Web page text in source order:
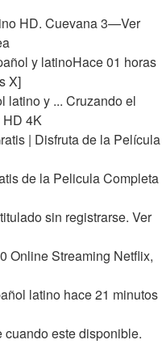
HD. Cuevana 3—Ver
y latinoHace 01 horas
X]
latino y ... Cruzando el
HD 4K
| Disfruta de la Película
de la Pelicula Completa
sin registrarse. Ver
Online Streaming Netflix,
latino hace 21 minutos
este disponible.